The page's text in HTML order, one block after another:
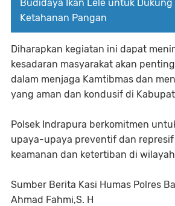
Budidaya Ikan Lele untuk Dukung
Ketahanan Pangan
Diharapkan kegiatan ini dapat
kesadaran masyarakat akan
dalam menjaga Kamtibmas dan
yang aman dan kondusif di
Polsek Indrapura berkomitmen
upaya-upaya preventif dan
keamanan dan ketertiban di
Sumber Berita Kasi Humas Polres
Ahmad Fahmi,S. H